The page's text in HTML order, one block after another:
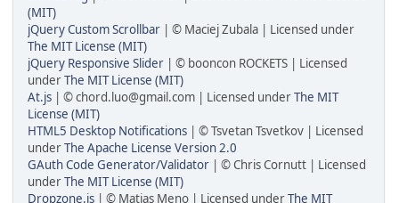
(MIT)
jQuery Custom Scrollbar | © Maciej Zubala | Licensed under
The MIT License (MIT)
jQuery Responsive Slider | © booncon ROCKETS | Licensed
underThe MIT License (MIT)
At.js | © chord.luo@gmail.com | Licensed underThe MIT
License (MIT)
HTML5 Desktop Notifications | © Tsvetan Tsvetkov | Licensed
underThe Apache License Version 2.0
GAuth Code Generator/Validator | © Chris Cornutt | Licensed
underThe MIT License (MIT)
Dropzone.js | © Matias Meno | Licensed underThe MIT